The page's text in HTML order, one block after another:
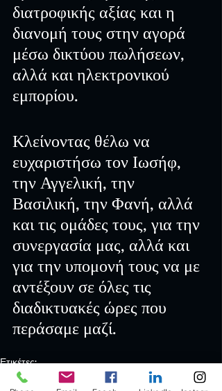
διατροφικής αξίας και η
διανομή τους στην αγορά
μέσω δικτύου πωλήσεων,
αλλά και ηλεκτρονικού
εμπορίου.
Κλείνοντας θέλω να
ευχαριστήσω τον Ιωσήφ,
την Αγγελική, την
Βασιλική, την Φανή, αλλά
και τις ομάδες τους, για την
συνεργασία μας, αλλά και
για την υπομονή τους να με
αντέξουν σε όλες τις
διαδικτυακές ώρες που
περάσαμε μαζί.
Ετικέτες:
νοοτροπία
παιδεία
εκπαίδευση
επιχειρηματικός σχεδιασμός